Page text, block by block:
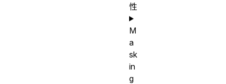
性
M
a
sk
in
g